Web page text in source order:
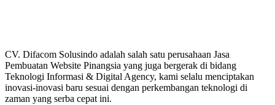
CV. Difacom Solusindo adalah salah satu perusahaan Jasa
Pembuatan Website Pinangsia yang juga bergerak di bidang
Teknologi Informasi & Digital Agency, kami selalu menciptakan
inovasi-inovasi baru sesuai dengan perkembangan teknologi di
zaman yang serba cepat ini.